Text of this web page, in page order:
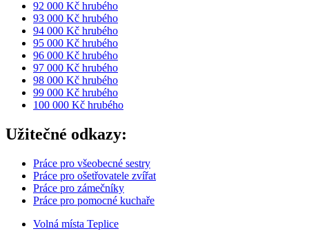
92 000 Kč hrubého
93 000 Kč hrubého
94 000 Kč hrubého
95 000 Kč hrubého
96 000 Kč hrubého
97 000 Kč hrubého
98 000 Kč hrubého
99 000 Kč hrubého
100 000 Kč hrubého
Užitečné odkazy:
Práce pro všeobecné sestry
Práce pro ošetřovatele zvířat
Práce pro zámečníky
Práce pro pomocné kuchaře
Volná místa Teplice